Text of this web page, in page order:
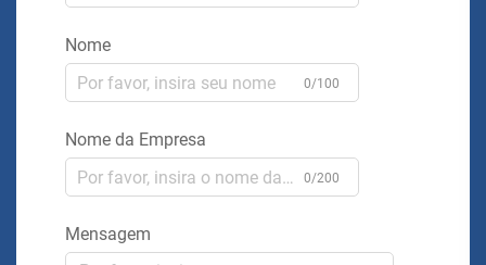
Nome
0/100
Nome da Empresa
0/200
Mensagem